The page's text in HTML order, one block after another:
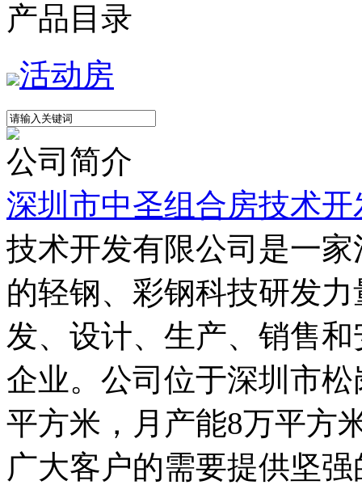
产品目录
活动房
公司简介
深圳市中圣组合房技术
技术开发有限公司是一
的轻钢、彩钢科技研发
发、设计、生产、销售
企业。公司位于深圳市
平方米，月产能8万平方
广大客户的需要提供坚